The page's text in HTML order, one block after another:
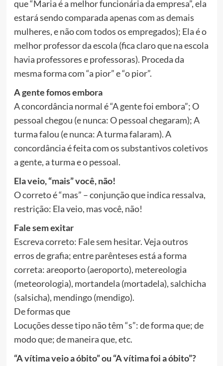
que “Maria é a melhor funcionária da empresa”, ela
estará sendo comparada apenas com as demais
mulheres, e não com todos os empregados); Ela é o
melhor professor da escola (fica claro que na escola
havia professores e professoras). Proceda da
mesma forma com “a pior” e “o pior”.
A gente fomos embora
A concordância normal é “A gente foi embora”; O
pessoal chegou (e nunca: O pessoal chegaram); A
turma falou (e nunca: A turma falaram). A
concordância é feita com os substantivos coletivos
a gente, a turma e o pessoal.
Ela veio, “mais” você, não!
O correto é “mas” – conjunção que indica ressalva,
restrição: Ela veio, mas você, não!
Fale sem exitar
Escreva correto: Fale sem hesitar. Veja outros
erros de grafia; entre parênteses está a forma
correta: areoporto (aeroporto), metereologia
(meteorologia), mortandela (mortadela), salchicha
(salsicha), mendingo (mendigo).
De formas que
Locuções desse tipo não têm “s”: de forma que; de
modo que; de maneira que, etc.
“A vítima veio a óbito” ou “A vítima foi a óbito”?